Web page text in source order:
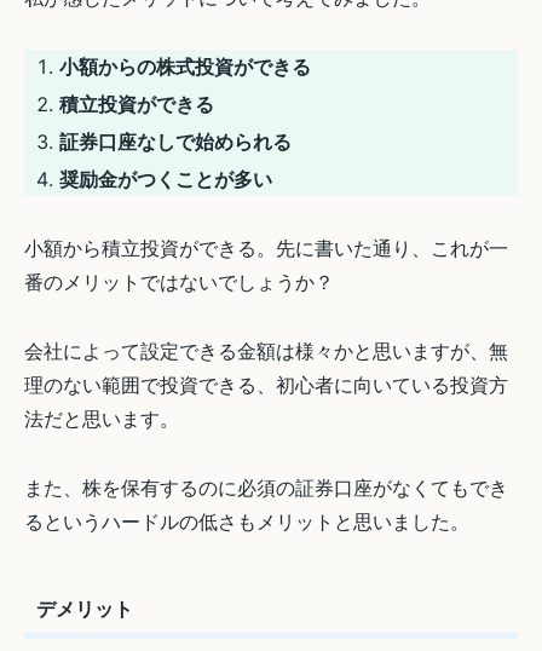
小額からの株式投資ができる
積立投資ができる
証券口座なしで始められる
奨励金がつくことが多い
小額から積立投資ができる。先に書いた通り、これが一
番のメリットではないでしょうか？
会社によって設定できる金額は様々かと思いますが、無
理のない範囲で投資できる、初心者に向いている投資方
法だと思います。
また、株を保有するのに必須の証券口座がなくてもでき
るというハードルの低さもメリットと思いました。
デメリット